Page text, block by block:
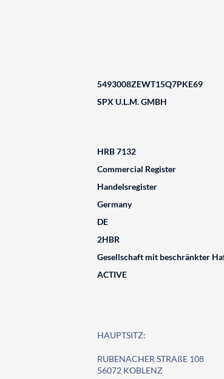
5493008ZEWT15Q7PKE69
SPX U.L.M. GMBH
HRB 7132
Commercial Register
Handelsregister
Germany
DE
2HBR
Gesellschaft mit beschränkter
ACTIVE
HAUPTSITZ:
RUBENACHER STRAßE 108
56072 KOBLENZ